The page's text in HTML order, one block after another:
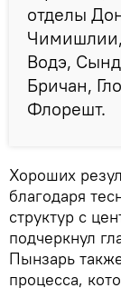
отделы
Водэ,
Бричан,
Флорешт.
Хороших
благодаря
структур с
подчеркнул
Пынзарь
процесса,